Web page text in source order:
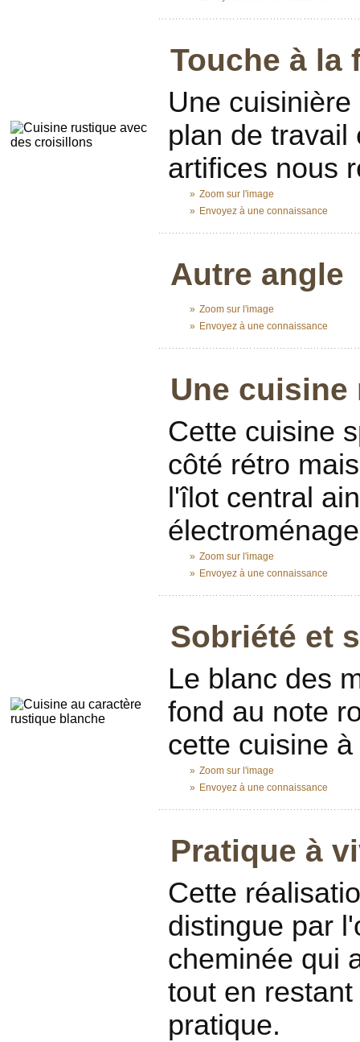
Touche à la
Une
plan de travail
artifices nous
» Zoom sur l'image
» Envoyez à une connaissance
Autre angle
» Zoom sur l'image
» Envoyez à une connaissance
Une
Cette cuisine
côté rétro
l'îlot central
» Zoom sur l'image
» Envoyez à une connaissance
Sobriété et
Le blanc des
fond au note
cette cuisine
» Zoom sur l'image
» Envoyez à une connaissance
Pratique à
Cette
distingue par
cheminée qui
tout en
pratique.